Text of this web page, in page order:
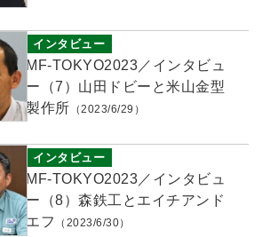
インタビュー
MF-TOKYO2023／インタビュ
ー（7） 山田ドビーと米山金型
製作所 （2023/6/29）
インタビュー
MF-TOKYO2023／インタビュ
ー（8）森鉄工とエイチアンド
エフ
（2023/6/30）